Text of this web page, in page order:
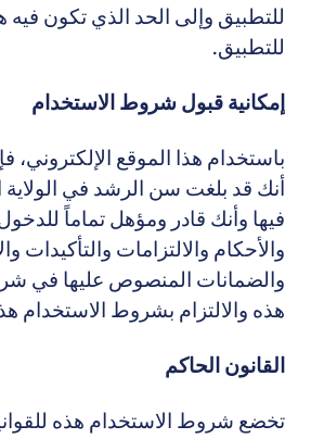
للتطبيق وإلى الحد الذي تكون فيه هذه
للتطبيق.
إمكانية قبول شروط الاستخدام
باستخدام هذا الموقع الإلكتروني،
أنك قد بلغت سن الرشد في الولاية
فيها وأنك قادر ومؤهل تماماً
والأحكام والالتزامات والتأكيدات
والضمانات المنصوص عليها في
هذه والالتزام بشروط الاستخدام هذه
القانون الحاكم
تخضع شروط الاستخدام هذه